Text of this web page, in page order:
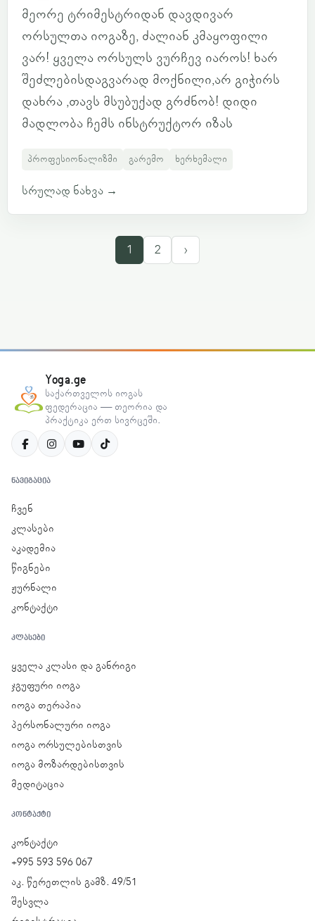
მეორე ტრიმესტრიდან დავდივარ
ორსულთა იოგაზე, ძალიან კმაყოფილი
ვარ! ყველა ორსულს ვურჩევ იაროს! ხარ
შეძლებისდაგვარად მოქნილი,არ გიჭირს
დახრა ,თავს მსუბუქად გრძნობ! დიდი
მადლობა ჩემს ინსტრუქტორ იზას
პროფესიონალიზმი გარემო ხერხემალი
სრულად ნახვა →
1 2 ›
Yoga.ge
საქართველოს იოგას
ფედერაცია — თეორია და
პრაქტიკა ერთ სივრცეში.
ᲜᲐᲕᲘᲒᲐᲪᲘᲐ
ჩვენ
კლასები
აკადემია
წიგნები
ჟურნალი
კონტაქტი
ᲙᲚᲐᲡᲔᲑᲘ
ყველა კლასი და განრიგი
ჯგუფური იოგა
იოგა თერაპია
პერსონალური იოგა
იოგა ორსულებისთვის
იოგა მოზარდებისთვის
მედიტაცია
ᲙᲝᲜᲢᲐᲥᲢᲘ
კონტაქტი
+995 593 596 067
აკ. წერეთლის გამზ. 49/51
შესვლა